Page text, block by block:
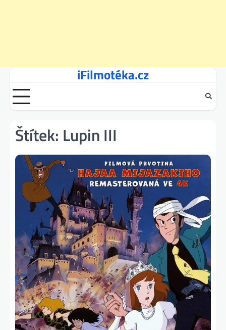
content
iFilmotéka.cz
Štítek: Lupin III